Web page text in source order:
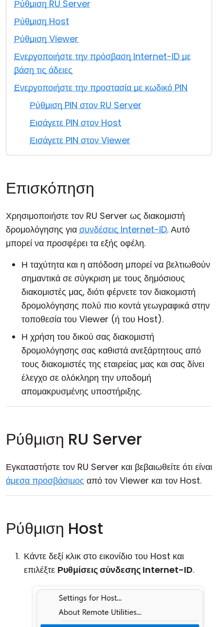
Ρύθμιση RU Server
Ρύθμιση Host
Ρύθμιση Viewer
Ενεργοποιήστε την πρόσβαση Internet-ID με
βάση τις άδειες
Ενεργοποιήστε την προστασία με κωδικό PIN
Ρύθμιση PIN στον RU Server
Εισάγετε PIN στον Host
Εισάγετε PIN στον Viewer
Επισκόπηση
Χρησιμοποιήστε τον RU Server ως διακομιστή
δρομολόγησης για συνδέσεις Internet-ID. Αυτό
μπορεί να προσφέρει τα εξής οφέλη.
Η ταχύτητα και η απόδοση μπορεί να βελτιωθούν
σημαντικά σε σύγκριση με τους δημόσιους
διακομιστές μας, διότι φέρνετε τον διακομιστή
δρομολόγησης πολύ πιο κοντά γεωγραφικά στην
τοποθεσία του Viewer (ή του Host).
Η χρήση του δικού σας διακομιστή
δρομολόγησης σας καθιστά ανεξάρτητους από
τους διακομιστές της εταιρείας μας και σας δίνει
έλεγχο σε ολόκληρη την υποδομή
απομακρυσμένης υποστήριξης.
Ρύθμιση RU Server
Εγκαταστήστε τον RU Server και βεβαιωθείτε ότι είναι
άμεσα προσβάσιμος από τον Viewer και τον Host.
Ρύθμιση Host
Κάντε δεξί κλικ στο εικονίδιο του Host και
επιλέξτε Ρυθμίσεις σύνδεσης Internet-ID.
Cloud & Τοπική Εγκατάσταση